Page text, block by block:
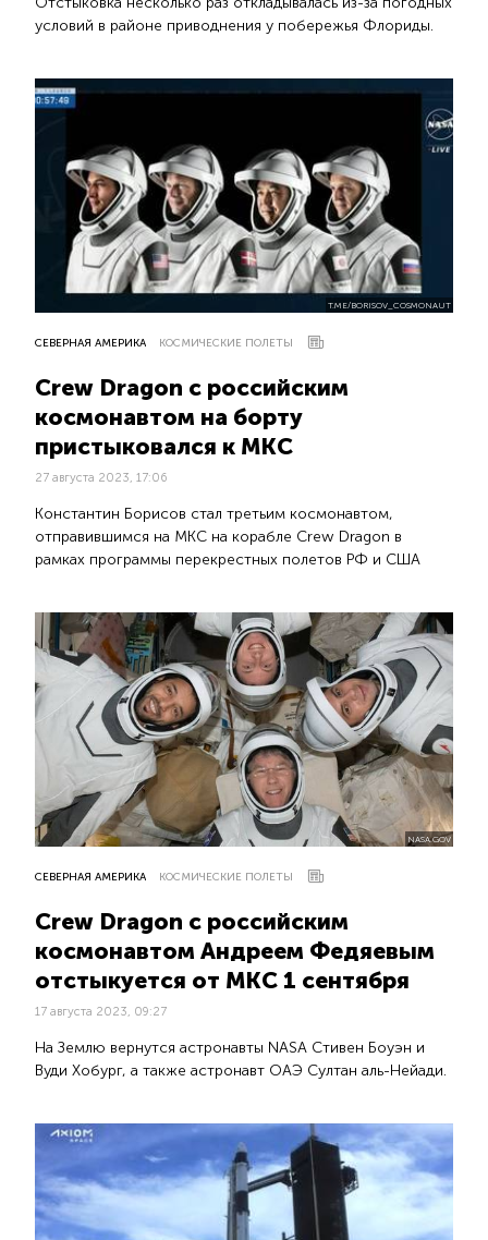
условий в районе приводнения у побережья Флориды.
T.ME/BORISOV_COSMONAUT
СЕВЕРНАЯ АМЕРИКА КОСМИЧЕСКИЕ ПОЛЕТЫ
Crew Dragon с российским
космонавтом на борту
пристыковался к МКС
27 августа 2023, 17:06
Константин Борисов стал третьим космонавтом,
отправившимся на МКС на корабле Crew Dragon в
рамках программы перекрестных полетов РФ и США
СЕВЕРНАЯ АМЕРИКА КОСМИЧЕСКИЕ ПОЛЕТЫ
Crew Dragon с российским
космонавтом Андреем Федяевым
отстыкуется от МКС 1 сентября
17 августа 2023, 09:27
На Землю вернутся астронавты NASA Стивен Боуэн и
Вуди Хобург, а также астронавт ОАЭ Султан аль-Нейади.
NASA.GOV